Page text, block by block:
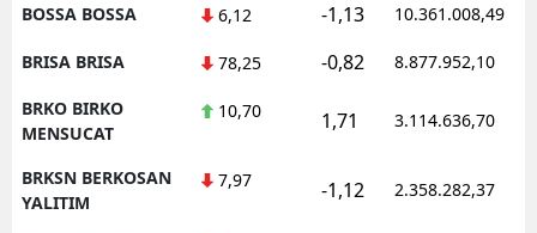
BOSSA BOSSA 6,12 -1,13 10.361.008,49
BRISA BRISA 78,25 -0,82 8.877.952,10
BRKO BIRKO
MENSUCAT
10,70 1,71 3.114.636,70
BRKSN BERKOSAN
YALITIM
7,97 -1,12 2.358.282,37